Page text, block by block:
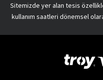
Sitemizde yer alan tesis
kullanım saatleri dönemsel